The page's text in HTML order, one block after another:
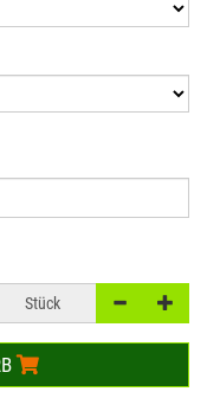
Stück